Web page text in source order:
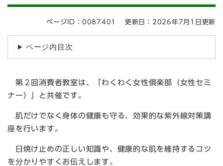
ページID：0087401 更新日：2026年7月1日更新
ページ内目次
第２回消費者教室は、「わくわく女性俱楽部（女性セミ
ナー）」と共催です。
肌だけでなく身体の健康も守る、効果的な紫外線対策講
座を行います。
日焼け止めの正しい知識や、健康的な肌を維持するコツ
を分かりやすくお伝えします。